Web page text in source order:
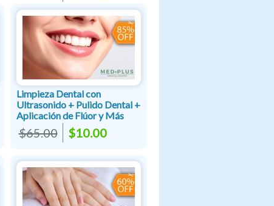
Limpieza Dental con
Ultrasonido + Pulido Dental +
Aplicación de Flúor y Más
$65.00 $10.00